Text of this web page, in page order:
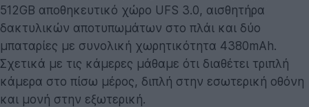
512GB αποθηκευτικό χώρο UFS 3.0, αισθητήρα
δακτυλικών αποτυπωμάτων στο πλάι και δύο
μπαταρίες με συνολική χωρητικότητα 4380mAh.
Σχετικά με τις κάμερες μάθαμε ότι διαθέτει τριπλή
κάμερα στο πίσω μέρος, διπλή στην εσωτερική οθόνη
και μονή στην εξωτερική.